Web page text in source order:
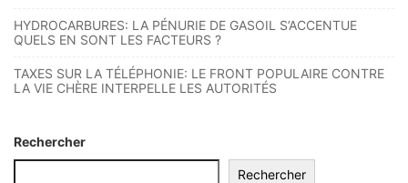
HYDROCARBURES: LA PÉNURIE DE GASOIL S’ACCENTUE
QUELS EN SONT LES FACTEURS ?
TAXES SUR LA TÉLÉPHONIE: LE FRONT POPULAIRE CONTRE
LA VIE CHÈRE INTERPELLE LES AUTORITÉS
Rechercher
Rechercher